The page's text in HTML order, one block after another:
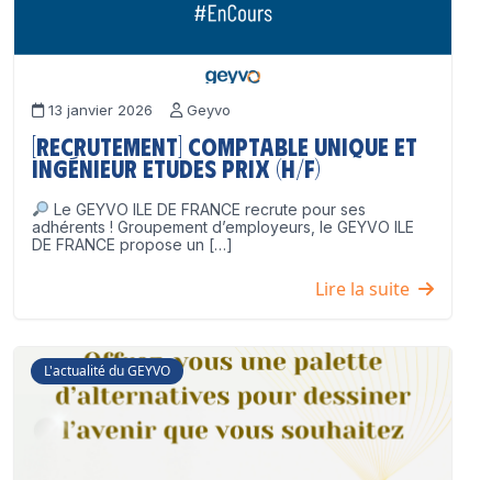
13 janvier 2026 Geyvo
[Recrutement] Comptable unique et
Ingénieur Etudes Prix (H/F)
Le GEYVO ILE DE FRANCE recrute pour ses
adhérents ! Groupement d’employeurs, le GEYVO ILE
DE FRANCE propose un […]
Lire la suite
L'actualité du GEYVO